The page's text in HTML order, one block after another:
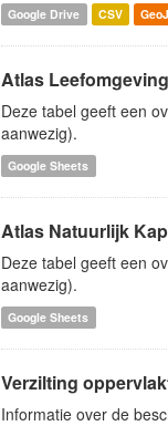
Google Drive CSV
Atlas
Deze tabel geeft een
aanwezig).
Google Sheets
Atlas Natuurlijk
Deze tabel geeft een
aanwezig).
Google Sheets
Verzilting
Informatie over de